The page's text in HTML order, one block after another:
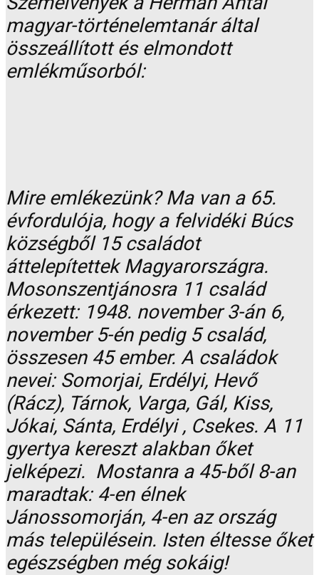
magyar-történelemtanár által
összeállított és elmondott
emlékműsorból:
Mire emlékezünk? Ma van a 65.
évfordulója, hogy a felvidéki Búcs
községből 15 családot
áttelepítettek Magyarországra.
Mosonszentjánosra 11 család
érkezett: 1948. november 3-án 6,
november 5-én pedig 5 család,
összesen 45 ember. A családok
nevei: Somorjai, Erdélyi, Hevő
(Rácz), Tárnok, Varga, Gál, Kiss,
Jókai, Sánta, Erdélyi , Csekes. A 11
gyertya kereszt alakban őket
jelképezi. Mostanra a 45-ből 8-an
maradtak: 4-en élnek
Jánossomorján, 4-en az ország
más településein. Isten éltesse őket
egészségben még sokáig!